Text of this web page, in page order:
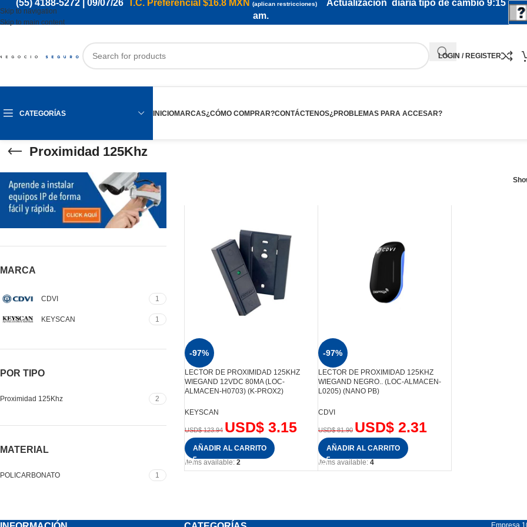
Skip to navigation
Skip to main content
(55) 4188-5272| 09/07/26 T.C. Preferencial $16.8 MXN (aplican restricciones)Actualización diaria tipo de cambio 9:15
am.
LOGIN / REGISTER
CATEGORÍAS INICIOMARCAS¿CÓMO COMPRAR?CONTÁCTENOS¿PROBLEMAS PARA ACCESAR?
Proximidad 125Khz
MARCA
CDVI 1
KEYSCAN 1
POR TIPO
Proximidad 125Khz 2
MATERIAL
POLICARBONATO 1
-97%
LECTOR DE PROXIMIDAD 125KHZ
WIEGAND 12VDC 80MA (LOC-
ALMACEN-H0703) (K-PROX2)
KEYSCAN
USD$123.94 USD$3.15
AÑADIR AL CARRITO
Items available: 2
-97%
LECTOR DE PROXIMIDAD 125KHZ
WIEGAND NEGRO.. (LOC-ALMACEN-
L0205) (NANO PB)
CDVI
USD$81.90 USD$2.31
AÑADIR AL CARRITO
Items available: 4
Empresa